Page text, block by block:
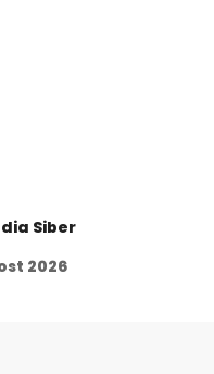
Siber
2026